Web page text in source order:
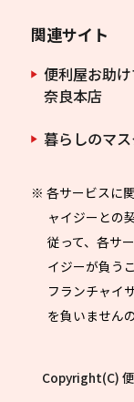
関連サイト
便利屋お助
奈良本店
暮らしのマ
※ 各サービスに
ャイジーとの
従って、各サ
イジーが負う
フランチャイ
を負いません
Copyright(C)